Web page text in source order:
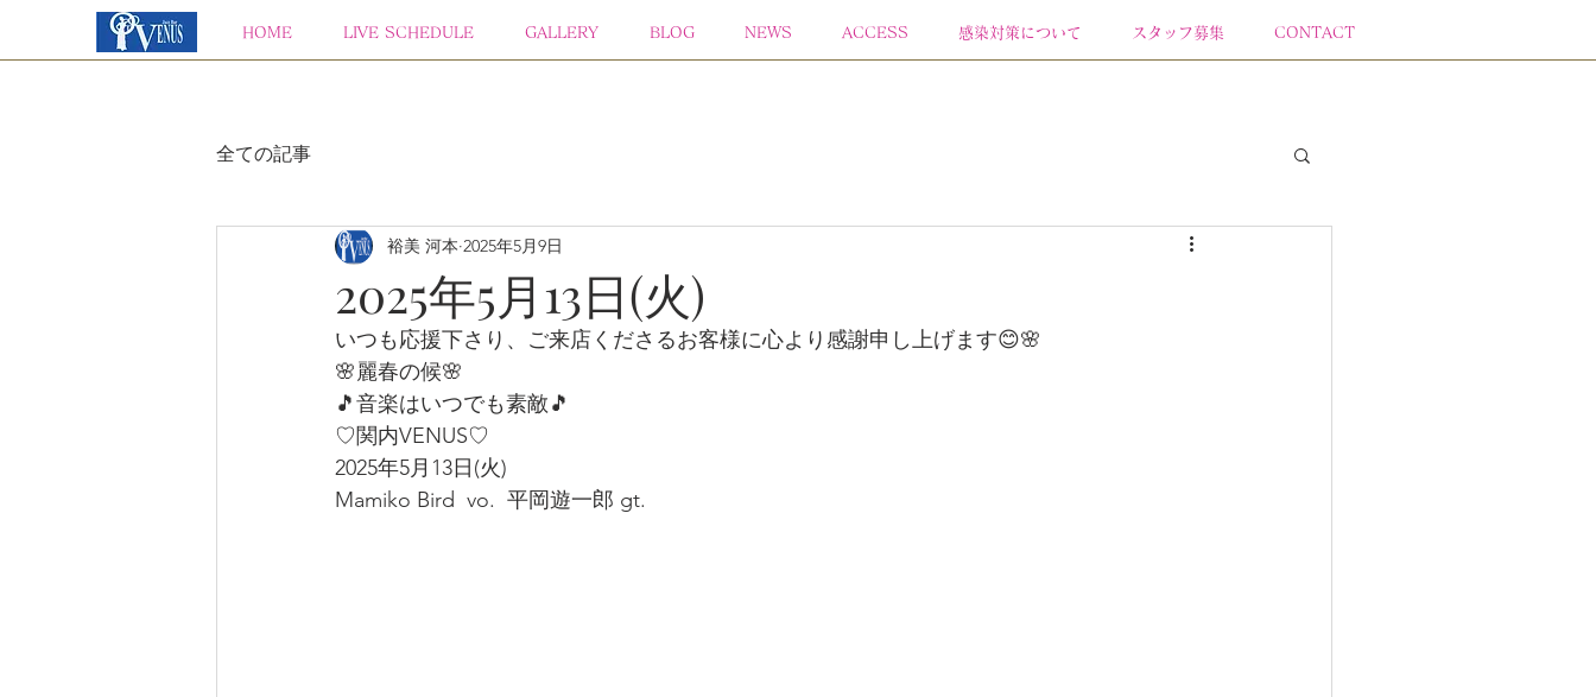
HOME LIVE SCHEDULE GALLERY BLOG NEWS ACCESS 感染対策について スタッフ募集 CONTACT
全ての記事
2025年5月13日(火)
裕美 河本 2025年5月9日
いつも応援下さり、ご来店くださるお客様に心より感謝申し上げます😊🌸
🌸麗春の候🌸
🎵音楽はいつでも素敵🎵
♡関内VENUS♡
2025年5月13日(火)
Mamiko Bird  vo.  平岡遊一郎 gt.